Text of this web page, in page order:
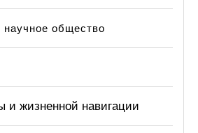
научное общество
и жизненной навигации